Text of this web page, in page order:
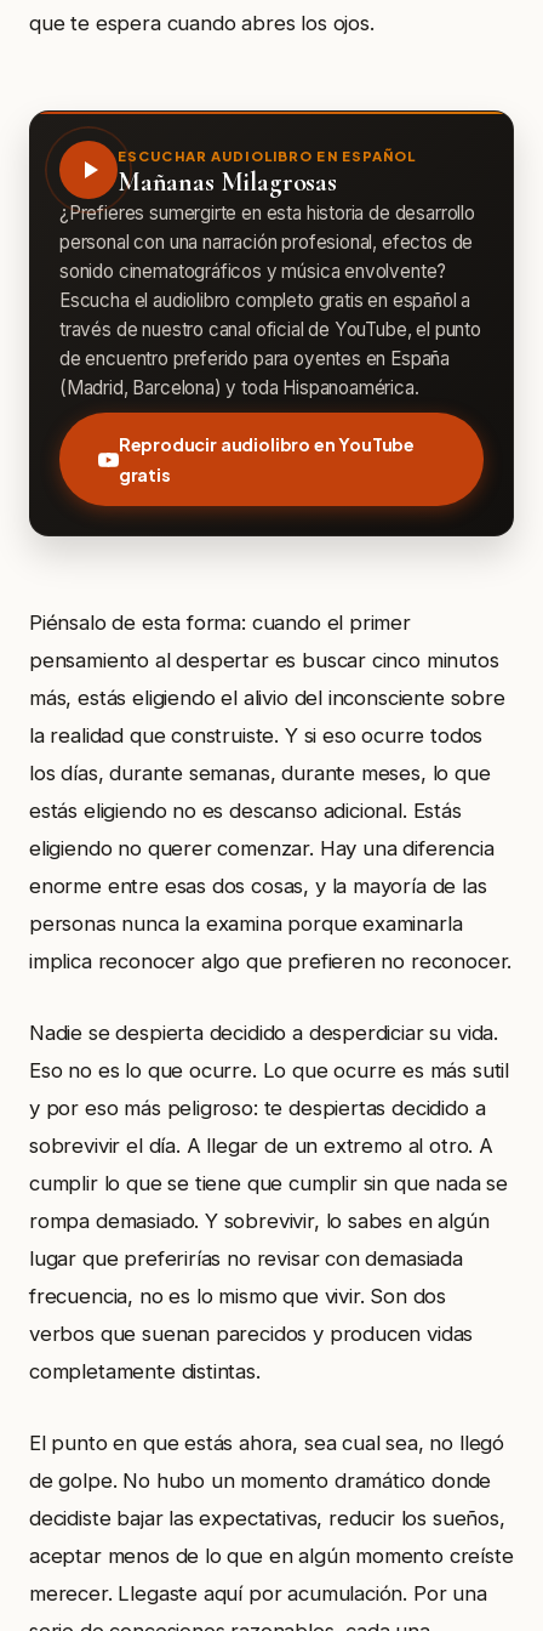
que te espera cuando abres los ojos.
ESCUCHAR AUDIOLIBRO EN ESPAÑOL
Mañanas Milagrosas
¿Prefieres sumergirte en esta historia de desarrollo
personal con una narración profesional, efectos de
sonido cinematográficos y música envolvente?
Escucha el audiolibro completo gratis en español a
través de nuestro canal oficial de YouTube, el punto
de encuentro preferido para oyentes en España
(Madrid, Barcelona) y toda Hispanoamérica.
Reproducir audiolibro en YouTube
gratis
Piénsalo de esta forma: cuando el primer
pensamiento al despertar es buscar cinco minutos
más, estás eligiendo el alivio del inconsciente sobre
la realidad que construiste. Y si eso ocurre todos
los días, durante semanas, durante meses, lo que
estás eligiendo no es descanso adicional. Estás
eligiendo no querer comenzar. Hay una diferencia
enorme entre esas dos cosas, y la mayoría de las
personas nunca la examina porque examinarla
implica reconocer algo que prefieren no reconocer.
Nadie se despierta decidido a desperdiciar su vida.
Eso no es lo que ocurre. Lo que ocurre es más sutil
y por eso más peligroso: te despiertas decidido a
sobrevivir el día. A llegar de un extremo al otro. A
cumplir lo que se tiene que cumplir sin que nada se
rompa demasiado. Y sobrevivir, lo sabes en algún
lugar que preferirías no revisar con demasiada
frecuencia, no es lo mismo que vivir. Son dos
verbos que suenan parecidos y producen vidas
completamente distintas.
El punto en que estás ahora, sea cual sea, no llegó
de golpe. No hubo un momento dramático donde
decidiste bajar las expectativas, reducir los sueños,
aceptar menos de lo que en algún momento creíste
merecer. Llegaste aquí por acumulación. Por una